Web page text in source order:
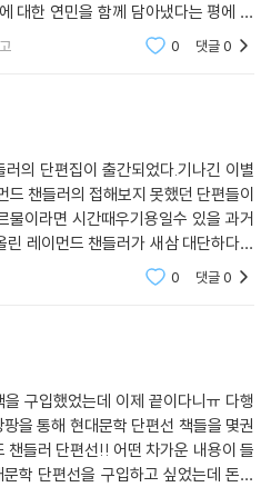
료 등 수많은 작가들이 레이먼드 챈들
있는데, 특히 무라카미 하루키는 평소
권에 집어넣는 것이다”라고 챈들러에
는 “레이먼드 챈들러가 미국을 이야기
우리에게 미국은 결코 예전처럼 보이
』를 포함한 장편소설 여덟 편과 단편
남겼다. 이번 단편선에는 레이먼드 챈
소설 아홉 편이 담겨 있다. 《블랙 마스
주는 애물단지」「골칫거리가 내 일거
다발」과 「기다리는 여자」이다. 오늘날
캐릭터 필립 말로와 하드보일드 문체가
편을 만날 수 있다.
대한 연민을 함께 담아냈다는 평에 부
.
0 댓글0
의 단편집이 출간되었다.기나긴 이별
챈들러의 접해보지 못했던 단편들이
이라면 시간때우기용일수 있을 과거
레이먼드 챈들러가 새삼 대단하다고
만 수록된 단편들 또한 수작 느와르들
0 댓글0
구입했었는데 이제 끝이다니ㅠ 다행
을 통해 현대문학 단편선 책들을 몇권
어떤 차가운 내용이 들
학 단편선을 구입하고 싶었는데 돈은